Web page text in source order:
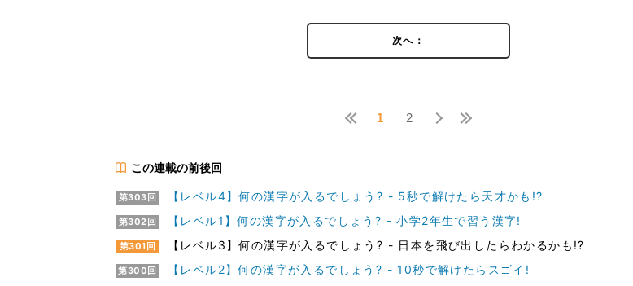
次へ：
1 2
この連載の前後回
第303回 【レベル4】何の漢字が入るでしょう? - 5秒で解けたら天才かも!?
第302回 【レベル1】何の漢字が入るでしょう? - 小学2年生で習う漢字!
第301回 【レベル3】何の漢字が入るでしょう? - 日本を飛び出したらわかるかも!?
第300回 【レベル2】何の漢字が入るでしょう? - 10秒で解けたらスゴイ!